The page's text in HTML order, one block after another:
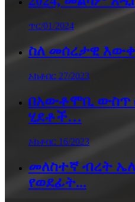
ጥር/01/2024
ስለ መሰረታዊ
ኦክቶበር 27/2023
በአውቶሞቢ ውስጥ
ሂደቶች…
ኦክቶበር 16/2023
መለስተኛ ብረት
የወደፊት...